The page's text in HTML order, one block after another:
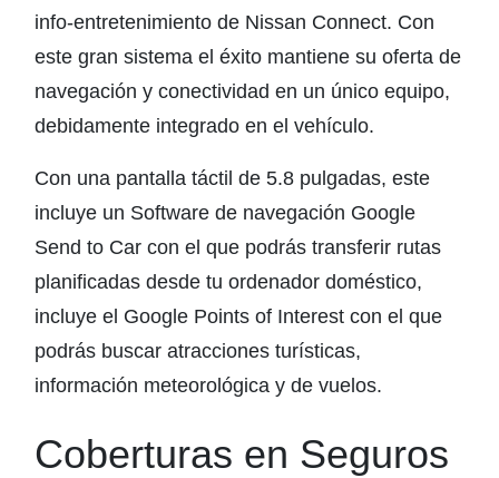
info-entretenimiento de Nissan Connect. Con
este gran sistema el éxito mantiene su oferta de
navegación y conectividad en un único equipo,
debidamente integrado en el vehículo.
Con una pantalla táctil de 5.8 pulgadas, este
incluye un Software de navegación Google
Send to Car con el que podrás transferir rutas
planificadas desde tu ordenador doméstico,
incluye el Google Points of Interest con el que
podrás buscar atracciones turísticas,
información meteorológica y de vuelos.
Coberturas en Seguros